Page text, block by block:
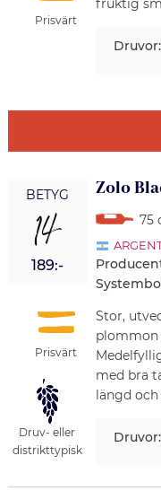
Prisvärt
Druvor:
BETYG
14
189:-
Prisvärt
Druv- eller
distrikttypisk
Zolo
75
Stor,
plommon
med bra
längd
Druvor: